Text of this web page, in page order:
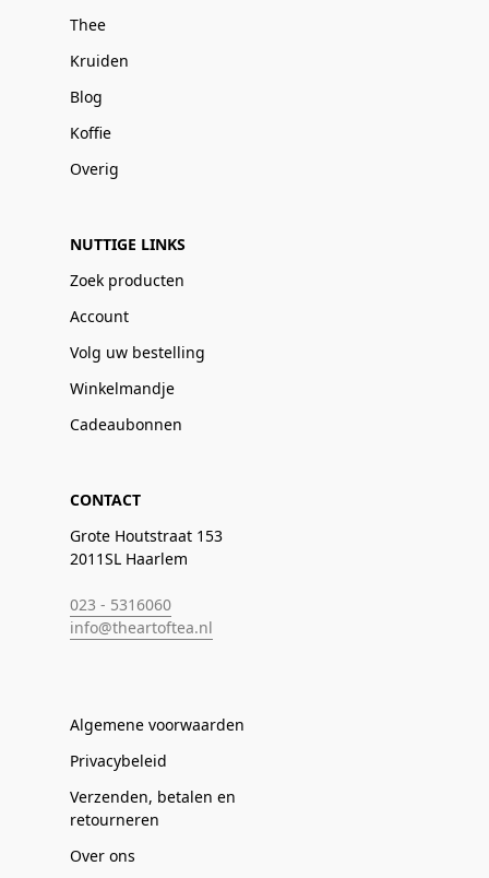
Thee
Kruiden
Blog
Koffie
Overig
NUTTIGE LINKS
Zoek producten
Account
Volg uw bestelling
Winkelmandje
Cadeaubonnen
CONTACT
Grote Houtstraat 153
2011SL Haarlem
023 - 5316060
info@theartoftea.nl
Algemene voorwaarden
Privacybeleid
Verzenden, betalen en
retourneren
Over ons